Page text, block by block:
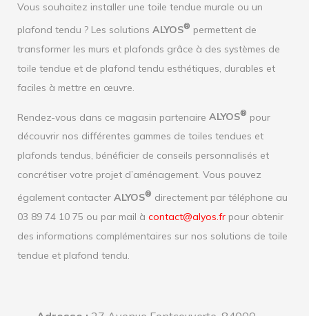
Vous souhaitez installer une toile tendue murale ou un
plafond tendu ? Les solutions ALYOS® permettent de
transformer les murs et plafonds grâce à des systèmes de
toile tendue et de plafond tendu esthétiques, durables et
faciles à mettre en œuvre.
Rendez-vous dans ce magasin partenaire ALYOS® pour
découvrir nos différentes gammes de toiles tendues et
plafonds tendus, bénéficier de conseils personnalisés et
concrétiser votre projet d’aménagement. Vous pouvez
également contacter ALYOS® directement par téléphone au
03 89 74 10 75 ou par mail à contact@alyos.fr pour obtenir
des informations complémentaires sur nos solutions de toile
tendue et plafond tendu.